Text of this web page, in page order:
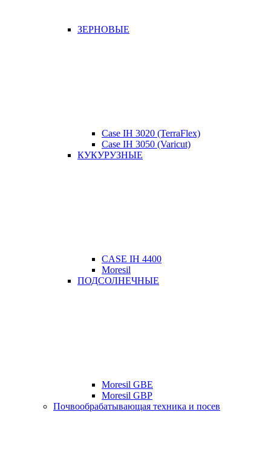
ЗЕРНОВЫЕ
Case IH 3020 (TerraFlex)
Case IH 3050 (Varicut)
КУКУРУЗНЫЕ
CASE IH 4400
Moresil
ПОДСОЛНЕЧНЫЕ
Moresil GBE
Moresil GBP
Почвообрабатывающая техника и посев